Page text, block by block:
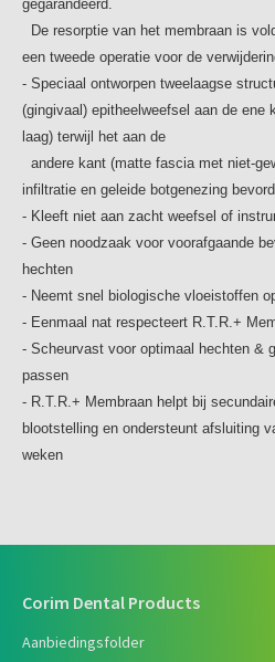
gegarandeerd.
De resorptie van het membraan is
een tweede operatie voor de
- Speciaal ontworpen tweelaagse
(gingivaal) epitheelweefsel aan de ene
laag) terwijl het aan de
andere kant (matte fascia met niet-
infiltratie en geleide botgenezing
- Kleeft niet aan zacht weefsel of
- Geen noodzaak voor voorafgaande
hechten
- Neemt snel biologische vloeistoffen
- Eenmaal nat respecteert R.T.R.+
- Scheurvast voor optimaal hechten &
passen
- R.T.R.+ Membraan helpt bij
blootstelling en ondersteunt afsluiting
weken
Corim Dental Products
Aanbiedingsfolder